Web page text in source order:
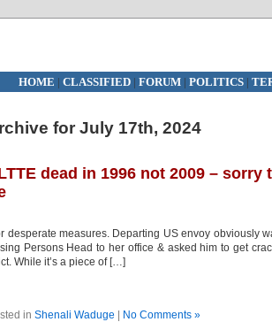
HOME | CLASSIFIED| FORUM| POLITICS |
for July 17th, 2024
dead in 1996 not 2009 – sorry
desperate measures. Departing US envoy obviously
Persons Head to her office & asked him to get
While it’s a piece of […]
in Shenali Waduge No Comments »